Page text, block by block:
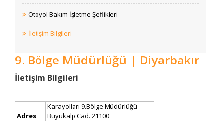
Otoyol Bakım İşletme Şeflikleri
İletişim Bilgileri
9. Bölge Müdürlüğü | Diyarbakır
​İletişim Bilgileri
Adres:
Karayolları 9.Bölge Müdürlüğü
Büyükalp Cad. 21100​